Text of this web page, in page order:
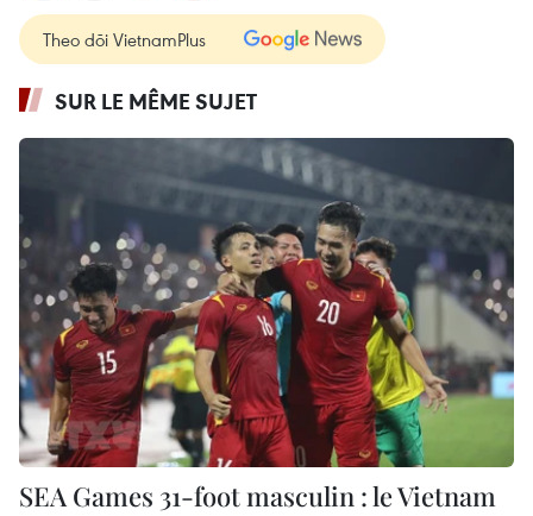
Theo dõi VietnamPlus
SUR LE MÊME SUJET
SEA Games 31-foot masculin : le Vietnam